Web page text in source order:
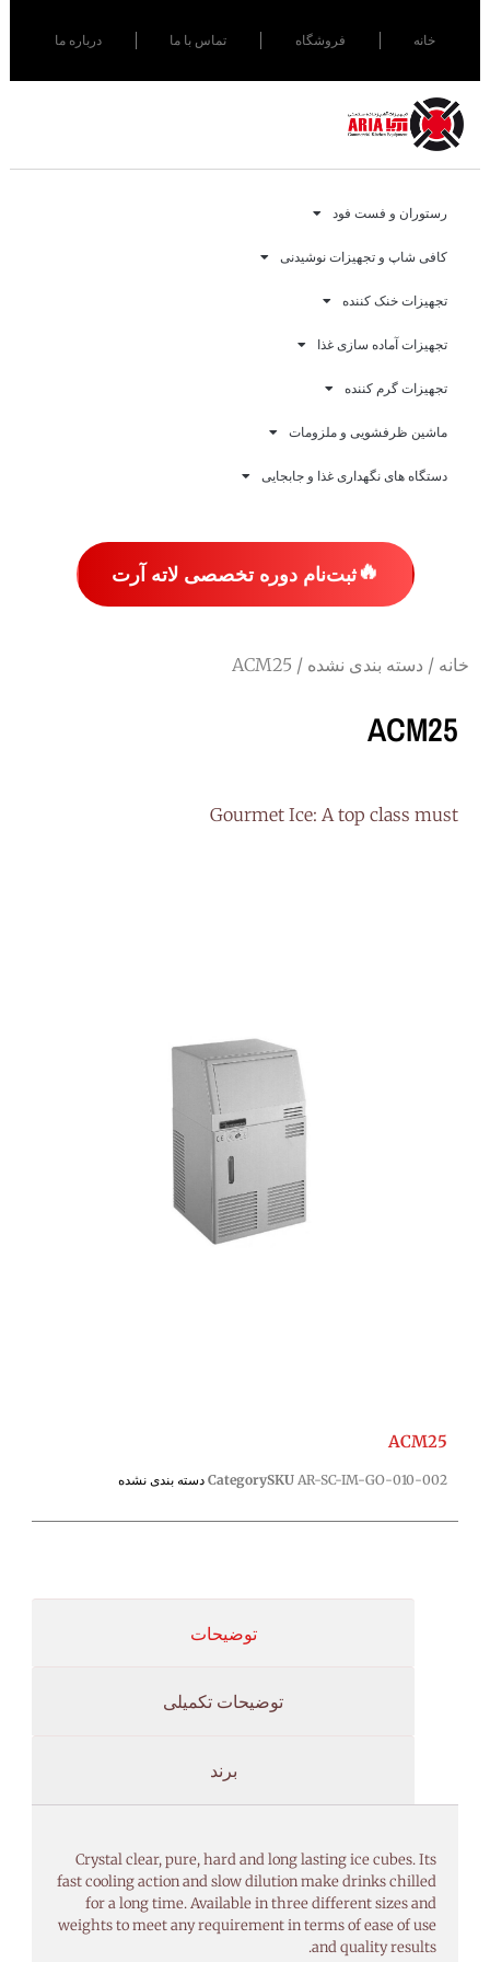
خانه فروشگاه تماس با ما درباره ما
رستوران و فست فود
کافی شاپ و تجهیزات نوشیدنی
تجهیزات خنک کننده
تجهیزات آماده سازی غذا
تجهیزات گرم کننده
ماشین ظرفشویی و ملزومات
دستگاه های نگهداری غذا و جابجایی
🔥ثبت‌نام دوره تخصصی لاته آرت
خانه / دسته بندی نشده / ACM25
ACM25
Gourmet Ice: A top class must
ACM25
SKU AR-SC-IM-GO-010-002
Category دسته بندی نشده
توضیحات
توضیحات تکمیلی
برند
Crystal clear, pure, hard and long lasting ice cubes. Its
fast cooling action and slow dilution make drinks chilled
for a long time. Available in three different sizes and
weights to meet any requirement in terms of ease of use
and quality results.